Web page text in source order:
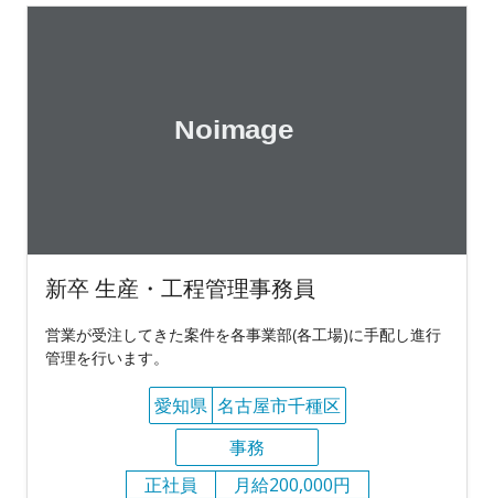
新卒 生産・工程管理事務員
営業が受注してきた案件を各事業部(各工場)に手配し進行
管理を行います。
愛知県 名古屋市千種区
事務
正社員
月給200,000円